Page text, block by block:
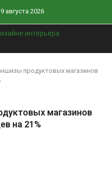
августа 2026
продуктовых магазинов
магазинов
на 21%